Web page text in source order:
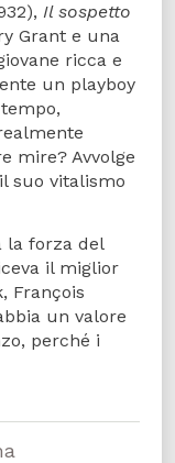
Il sospetto
Grant e una
ricca e
un playboy
mire? Avvolge
suo vitalismo
la forza del
il miglior
François
un valore
perché i